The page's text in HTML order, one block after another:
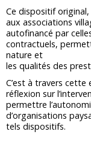
Ce dispositif
aux associations
autofinancé par
contractuels,
nature et
les qualités des
C’est à travers
réflexion sur
permettre
d’organisations
tels dispositifs.